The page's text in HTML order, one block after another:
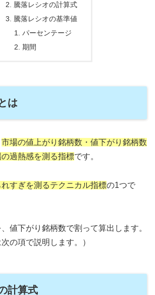
騰落レシオの計算式
騰落レシオの基準値
パーセンテージ
期間
は
市場の値上がり銘柄数・値下がり銘柄数
過熱感を測る指標です。
すぎを測るテクニカル指標の1つで
値下がり銘柄数で割って算出します。
の項で説明します。）
計算式